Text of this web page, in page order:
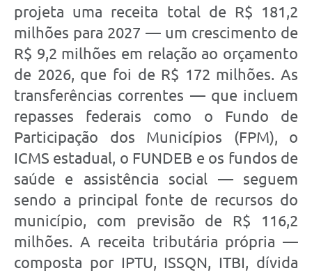
projeta uma receita total de R$ 181,2
milhões para 2027 — um crescimento de
R$ 9,2 milhões em relação ao orçamento
de 2026, que foi de R$ 172 milhões. As
transferências correntes — que incluem
repasses federais como o Fundo de
Participação dos Municípios (FPM), o
ICMS estadual, o FUNDEB e os fundos de
saúde e assistência social — seguem
sendo a principal fonte de recursos do
município, com previsão de R$ 116,2
milhões. A receita tributária própria —
composta por IPTU, ISSQN, ITBI, dívida